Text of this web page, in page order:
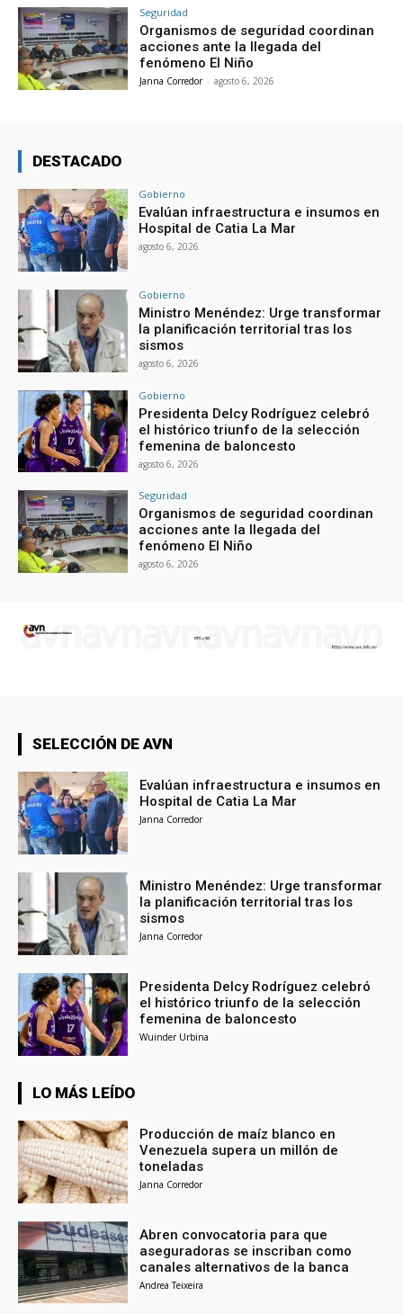
Seguridad
Organismos de seguridad coordinan
acciones ante la llegada del
fenómeno El Niño
Janna Corredor - agosto 6, 2026
DESTACADO
Gobierno
Evalúan infraestructura e insumos en
Hospital de Catia La Mar
agosto 6, 2026
Gobierno
Ministro Menéndez: Urge transformar
la planificación territorial tras los
sismos
agosto 6, 2026
Gobierno
Presidenta Delcy Rodríguez celebró
el histórico triunfo de la selección
femenina de baloncesto
agosto 6, 2026
Seguridad
Organismos de seguridad coordinan
acciones ante la llegada del
fenómeno El Niño
agosto 6, 2026
SELECCIÓN DE AVN
Evalúan infraestructura e insumos en
Hospital de Catia La Mar
Janna Corredor
Ministro Menéndez: Urge transformar
la planificación territorial tras los
sismos
Janna Corredor
Presidenta Delcy Rodríguez celebró
el histórico triunfo de la selección
femenina de baloncesto
Wuinder Urbina
LO MÁS LEÍDO
Producción de maíz blanco en
Venezuela supera un millón de
toneladas
Janna Corredor
Abren convocatoria para que
aseguradoras se inscriban como
canales alternativos de la banca
Andrea Teixeira